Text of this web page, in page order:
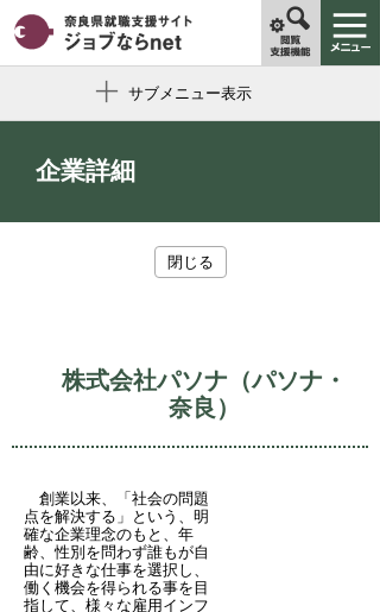
サブメニュー表示
企業詳細
閉じる
株式会社パソナ（パソナ・
奈良）
創業以来、「社会の問題
点を解決する」という、明
確な企業理念のもと、年
齢、性別を問わず誰もが自
由に好きな仕事を選択し、
働く機会を得られる事を目
指して、様々な雇用インフ